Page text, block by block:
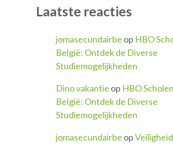
Laatste reacties
jomasecundairbe op HBO
België: Ontdek de Diverse
Studiemogelijkheden
Dino vakantie op HBO
België: Ontdek de Diverse
Studiemogelijkheden
jomasecundairbe op